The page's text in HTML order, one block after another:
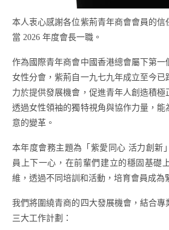
本人衷心感謝各位紫荊青年商會會員的
當 2026 年度會長一職。
作為國際青年商會中國香港總會屬下第
女性分會，紫荊自一九七九年成立至今已
力於提供發展機會，促進青年人創造積極
透過女性領袖的獨特視角與協作力量，能
意的變革。
本年度會務主題為「紫愛同心 活力創新
員上下一心，在前輩們建立的穩固基礎
維，透過不同培訓和活動，培育會員成為
我們將圍繞青商的四大發展機會，結合
三大工作計劃：